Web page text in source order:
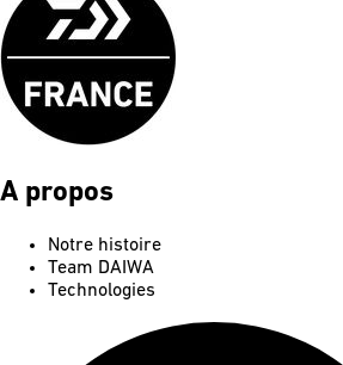
A propos
Notre histoire
Team DAIWA
Technologies